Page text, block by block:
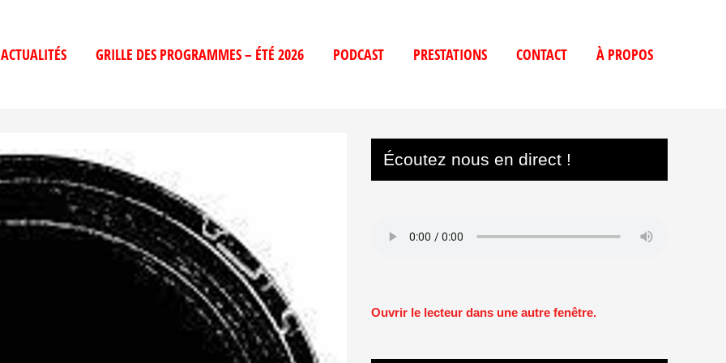
ACTUALITÉS GRILLE DES PROGRAMMES – ÉTÉ 2026 PODCAST PRESTATIONS CONTACT À PROPOS
Écoutez nous en direct !
Ouvrir le lecteur dans une autre fenêtre.